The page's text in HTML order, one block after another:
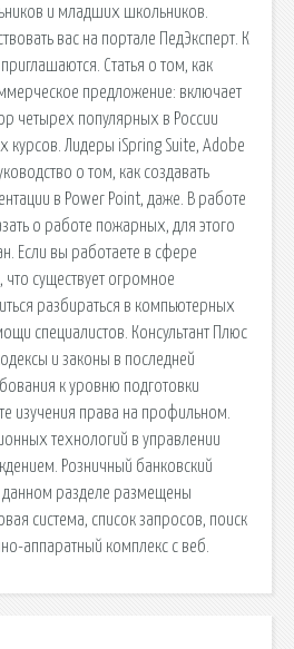
и младших школьников.
вас на портале ПедЭксперт. К
Статья о том, как
предложение: включает
четырех популярных в России
курсов. Лидеры iSpring Suite, Adobe
о том, как создавать
в Power Point, даже. В работе
о работе пожарных, для этого
Если вы работаете в сфере
существует огромное
разбираться в компьютерных
специалистов. Консультант Плюс
и законы в последней
к уровню подготовки
изучения права на профильном.
технологий в управлении
Розничный банковский
данном разделе размещены
сиcтема, список запросов, поиск
аппаратный комплекс с веб.